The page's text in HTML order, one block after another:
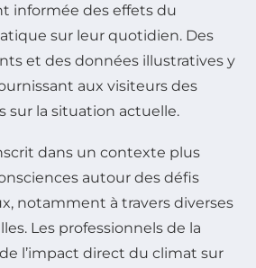
informée des effets du
sur leur quotidien. Des
et des données illustratives y
aux visiteurs des
sur la situation actuelle.
dans un contexte plus
autour des défis
notamment à travers diverses
Les professionnels de la
l’impact direct du climat sur